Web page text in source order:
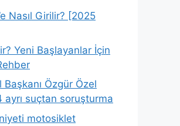
Nasıl Girilir? [2025
Yeni Başlayanlar İçin
Başkanı Özgür Özel
ayrı suçtan soruşturma
motosiklet